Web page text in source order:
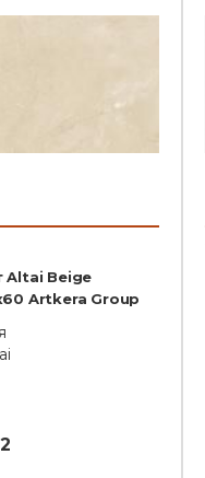
Altai Beige
Artkera Group